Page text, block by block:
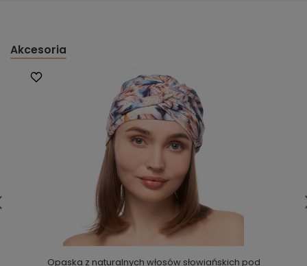
Akcesoria
Opaska z naturalnych włosów słowiańskich pod